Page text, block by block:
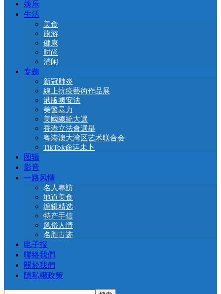
娛乐
生活
美食
旅游
健康
时尚
消闲
专题
新冠肺炎
線上抗疫藝術作品展
港版國安法
美警暴力
美國總統大選
香港立法會選舉
粤港澳大湾区艺术联合会
TikTok命运未卜
图辑
影音
一路风情
名人專訪
地道美食
编辑精选
特产手信
风俗人情
名胜古迹
电子报
聯絡我們
關於我們
隱私權政策